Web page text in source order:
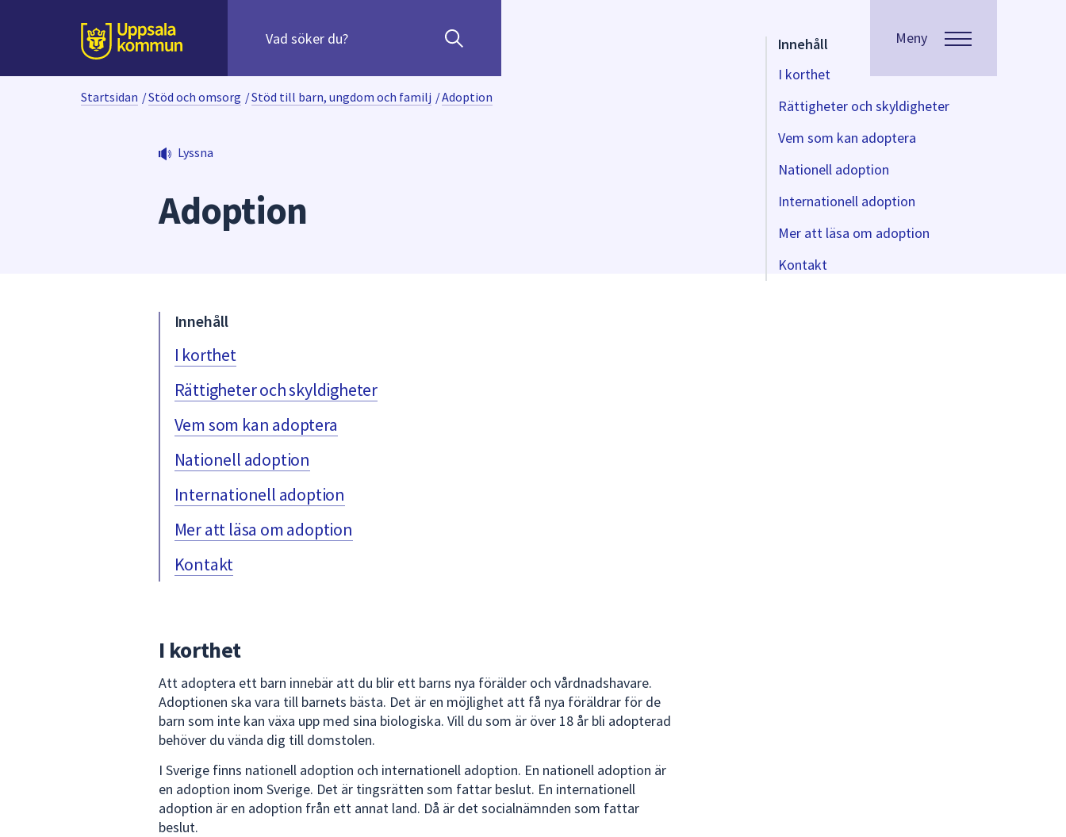
Till sidans
huvudinnehåll
innehåll
När
sökfältet
kommer
sökförslag
fältet.
Använd
piltangenterna
för
att
mellan
och
enter
för
att
välja
något
av
Meny
Startsidan /Stöd och omsorg /Stöd till barn, ungdom och familj /Adoption
Lyssna
Adoption
Innehåll
I korthet
Rättigheter och skyldigheter
Vem som kan adoptera
Nationell adoption
Internationell adoption
Mer att läsa om adoption
Kontakt
I korthet
Att adoptera ett barn innebär att du blir ett barns nya förälder och vårdnadshavare.
Adoptionen ska vara till barnets bästa. Det är en möjlighet att få nya föräldrar för de
barn som inte kan växa upp med sina biologiska. Vill du som är över 18 år bli adopterad
behöver du vända dig till domstolen.
I Sverige finns nationell adoption och internationell adoption. En nationell adoption är
en adoption inom Sverige. Det är tingsrätten som fattar beslut. En internationell
adoption är en adoption från ett annat land. Då är det socialnämnden som fattar
beslut.
Innehåll
I korthet
Rättigheter och skyldigheter
Vem som kan adoptera
Nationell adoption
Internationell adoption
Mer att läsa om adoption
Kontakt